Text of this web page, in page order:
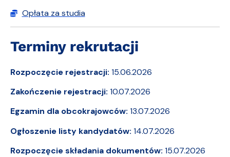
Opłata za studia
Terminy rekrutacji
Rozpoczęcie rejestracji: 15.06.2026
Zakończenie rejestracji: 10.07.2026
Egzamin dla obcokrajowców: 13.07.2026
Ogłoszenie listy kandydatów: 14.07.2026
Rozpoczęcie składania dokumentów: 15.07.2026